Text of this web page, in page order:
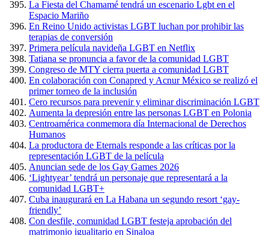
La Fiesta del Chamamé tendrá un escenario Lgbt en el
Espacio Mariño
En Reino Unido activistas LGBT luchan por prohibir las
terapias de conversión
Primera película navideña LGBT en Netflix
Tatiana se pronuncia a favor de la comunidad LGBT
Congreso de MTY cierra puerta a comunidad LGBT
En colaboración con Conapred y Acnur México se realizó el
primer torneo de la inclusión
Cero recursos para prevenir y eliminar discriminación LGBT
Aumenta la depresión entre las personas LGBT en Polonia
Centroamérica conmemora día Internacional de Derechos
Humanos
La productora de Eternals responde a las críticas por la
representación LGBT de la película
Anuncian sede de los Gay Games 2026
‘Lightyear’ tendrá un personaje que representará a la
comunidad LGBT+
Cuba inaugurará en La Habana un segundo resort ‘gay-
friendly’
Con desfile, comunidad LGBT festeja aprobación del
matrimonio igualitario en Sinaloa